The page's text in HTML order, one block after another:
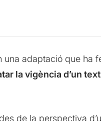
adaptació que ha
la vigència d’un
de la perspectiva